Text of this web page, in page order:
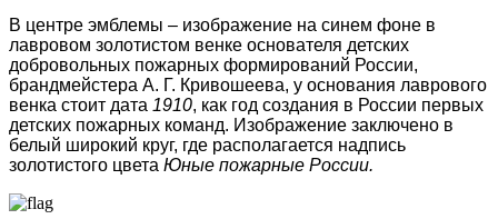
В центре эмблемы – изображение на синем фоне в
лавровом золотистом венке основателя детских
добровольных пожарных формирований России,
брандмейстера А. Г. Кривошеева, у основания лаврового
венка стоит дата 1910, как год создания в России первых
детских пожарных команд. Изображение заключено в
белый широкий круг, где располагается надпись
золотистого цвета Юные пожарные России.